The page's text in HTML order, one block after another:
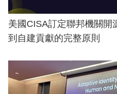
美國CISA訂定聯邦機關開
到自建貢獻的完整原則